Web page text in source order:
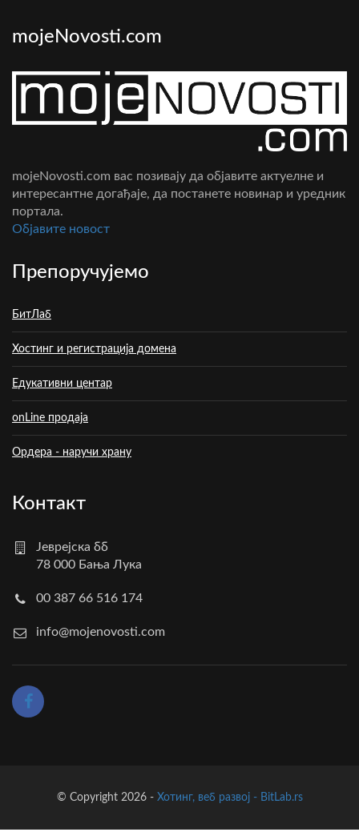
mojeNovosti.com
mojeNovosti.com вас позивају да објавите актуелне и
интересантне догађаје, да постанете новинар и уредник
портала.
Oбјавите новост
Препоручујемо
БитЛаб
Хостинг и регистрација домена
Едукативни центар
onLine продаја
Ордера - наручи храну
Контакт
Јеврејска бб
78 000 Бања Лука
00 387 66 516 174
info@mojenovosti.com
© Copyright 2026 - Хотинг, веб развој - BitLab.rs